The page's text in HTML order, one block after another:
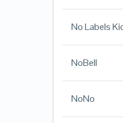
No Labels
NoBell
NoNo